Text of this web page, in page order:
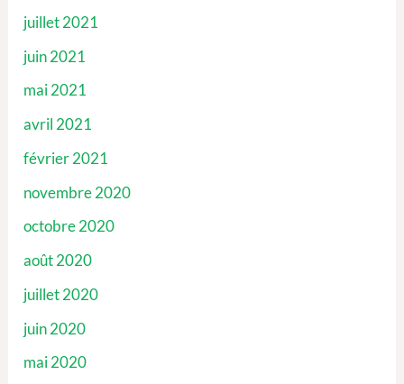
juillet 2021
juin 2021
mai 2021
avril 2021
février 2021
novembre 2020
octobre 2020
août 2020
juillet 2020
juin 2020
mai 2020